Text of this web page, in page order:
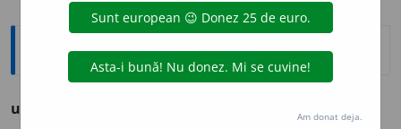
Ortografice DOOM
urs Am donat deja.